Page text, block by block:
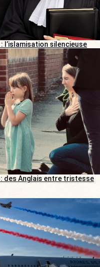
: l’islamisation silencieuse
: des Anglais entre tristesse